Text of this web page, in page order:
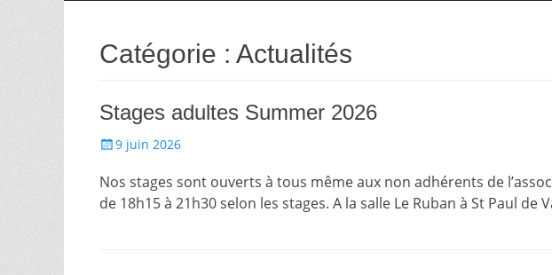
Catégorie : Actualités
Stages adultes Summer 2026
Posté9 juin 2026
Nos stages sont ouverts à tous même aux non adhérents de
de 18h15 à 21h30 selon les stages. A la salle Le Ruban à St Paul de